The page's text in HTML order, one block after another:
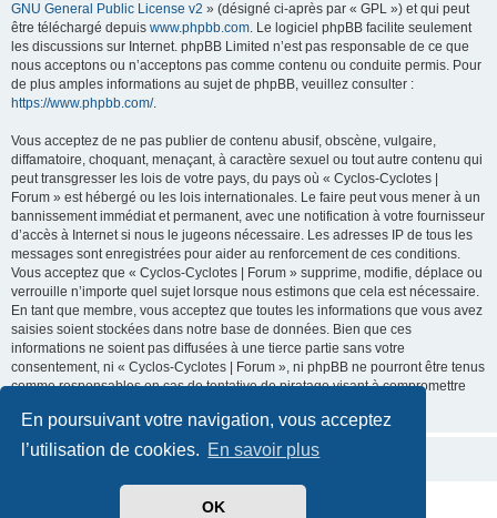
En poursuivant votre navigation, vous acceptez
l’utilisation de cookies. En savoir plus
OK
GNU General Public License v2 » (désigné ci-après par « GPL ») et qui peut
être téléchargé depuis www.phpbb.com. Le logiciel phpBB facilite seulement
les discussions sur Internet. phpBB Limited n’est pas responsable de ce que
nous acceptons ou n’acceptons pas comme contenu ou conduite permis. Pour
de plus amples informations au sujet de phpBB, veuillez consulter :
https://www.phpbb.com/.
Vous acceptez de ne pas publier de contenu abusif, obscène, vulgaire,
diffamatoire, choquant, menaçant, à caractère sexuel ou tout autre contenu qui
peut transgresser les lois de votre pays, du pays où « Cyclos-Cyclotes |
Forum » est hébergé ou les lois internationales. Le faire peut vous mener à un
bannissement immédiat et permanent, avec une notification à votre fournisseur
d’accès à Internet si nous le jugeons nécessaire. Les adresses IP de tous les
messages sont enregistrées pour aider au renforcement de ces conditions.
Vous acceptez que « Cyclos-Cyclotes | Forum » supprime, modifie, déplace ou
verrouille n’importe quel sujet lorsque nous estimons que cela est nécessaire.
En tant que membre, vous acceptez que toutes les informations que vous avez
saisies soient stockées dans notre base de données. Bien que ces
informations ne soient pas diffusées à une tierce partie sans votre
consentement, ni « Cyclos-Cyclotes | Forum », ni phpBB ne pourront être tenus
comme responsables en cas de tentative de piratage visant à compromettre
phpBB ® Forum Software © phpBB Limited